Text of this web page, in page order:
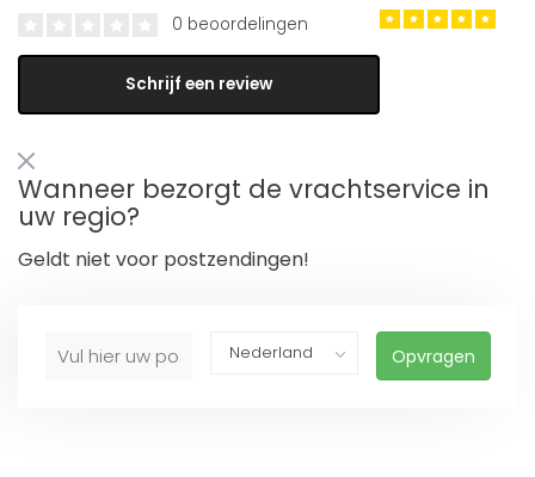
0 beoordelingen
Schrijf een review
Wanneer bezorgt de vrachtservice in
uw regio?
Geldt niet voor postzendingen!
Opvragen